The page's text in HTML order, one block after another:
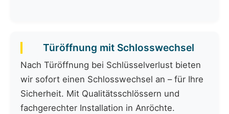
Türöffnung mit Schlosswechsel
Nach Türöffnung bei Schlüsselverlust bieten
wir sofort einen Schlosswechsel an – für Ihre
Sicherheit. Mit Qualitätsschlössern und
fachgerechter Installation in Anröchte.